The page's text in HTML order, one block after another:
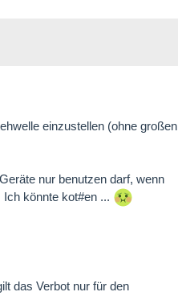
einzustellen (ohne großen
nur benutzen darf, wenn
könnte kot#en ...
das Verbot nur für den